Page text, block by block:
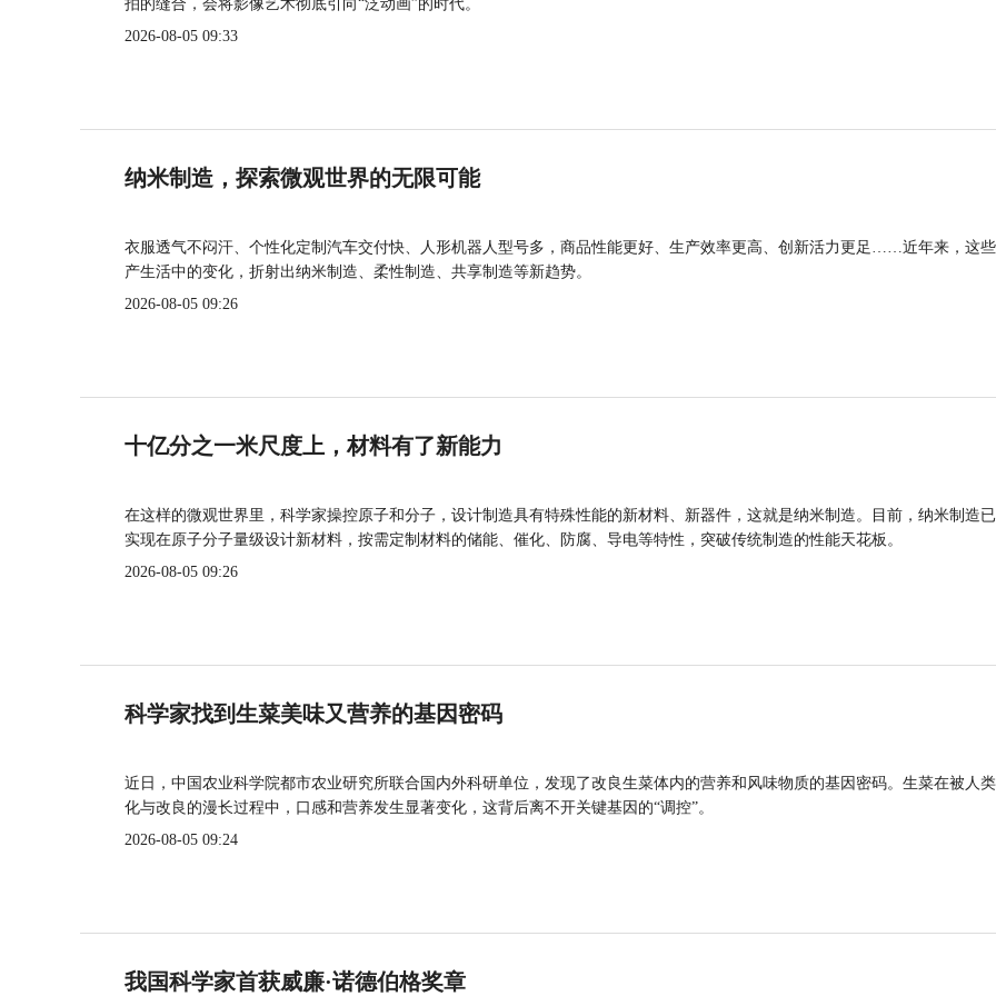
拍的缝合，会将影像艺术彻底引向“泛动画”的时代。
2026-08-05 09:33
纳米制造，探索微观世界的无限可能
衣服透气不闷汗、个性化定制汽车交付快、人形机器人型号多，商品性能更好、生产效率更高、创新活力更足……近年来，这
产生活中的变化，折射出纳米制造、柔性制造、共享制造等新趋势。
2026-08-05 09:26
十亿分之一米尺度上，材料有了新能力
在这样的微观世界里，科学家操控原子和分子，设计制造具有特殊性能的新材料、新器件，这就是纳米制造。目前，纳米制造
实现在原子分子量级设计新材料，按需定制材料的储能、催化、防腐、导电等特性，突破传统制造的性能天花板。
2026-08-05 09:26
科学家找到生菜美味又营养的基因密码
近日，中国农业科学院都市农业研究所联合国内外科研单位，发现了改良生菜体内的营养和风味物质的基因密码。生菜在被人
化与改良的漫长过程中，口感和营养发生显著变化，这背后离不开关键基因的“调控”。
2026-08-05 09:24
我国科学家首获威廉·诺德伯格奖章